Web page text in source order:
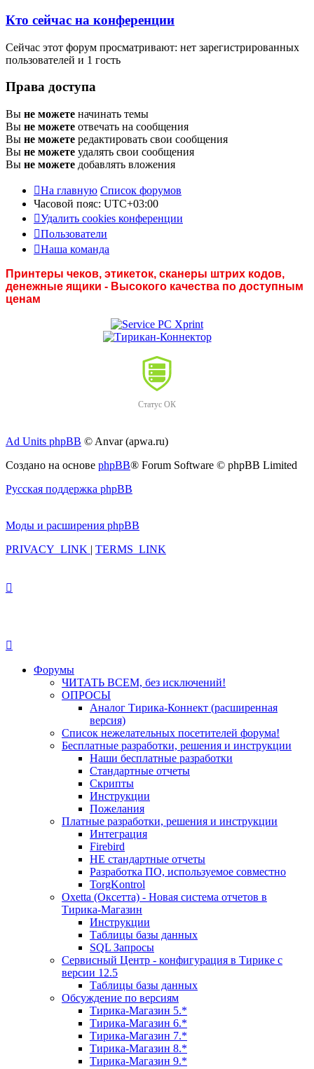
Кто сейчас на конференции
Сейчас этот форум просматривают: нет зарегистрированных
пользователей и 1 гость
Права доступа
Вы не можете начинать темы
Вы не можете отвечать на сообщения
Вы не можете редактировать свои сообщения
Вы не можете удалять свои сообщения
Вы не можете добавлять вложения
На главную Список форумов
Часовой пояс: UTC+03:00
Удалить cookies конференции
Пользователи
Наша команда
Принтеры чеков, этикеток, сканеры штрих кодов,
денежные ящики - Высокого качества по доступным
ценам
Статус ОК
Ad Units phpBB © Anvar (apwa.ru)
Создано на основе phpBB® Forum Software © phpBB Limited
Русская поддержка phpBB
Моды и расширения phpBB
PRIVACY_LINK | TERMS_LINK
Форумы
ЧИТАТЬ ВСЕМ, без исключений!
ОПРОСЫ
Аналог Тирика-Коннект (расширенная
версия)
Список нежелательных посетителей форума!
Бесплатные разработки, решения и инструкции
Наши бесплатные разработки
Стандартные отчеты
Скрипты
Инструкции
Пожелания
Платные разработки, решения и инструкции
Интеграция
Firebird
НЕ стандартные отчеты
Разработка ПО, используемое совместно
TorgKontrol
Oxetta (Оксетта) - Новая система отчетов в
Тирика-Магазин
Инструкции
Таблицы базы данных
SQL Запросы
Сервисный Центр - конфигурация в Тирике с
версии 12.5
Таблицы базы данных
Обсуждение по версиям
Тирика-Магазин 5.*
Тирика-Магазин 6.*
Тирика-Магазин 7.*
Тирика-Магазин 8.*
Тирика-Магазин 9.*